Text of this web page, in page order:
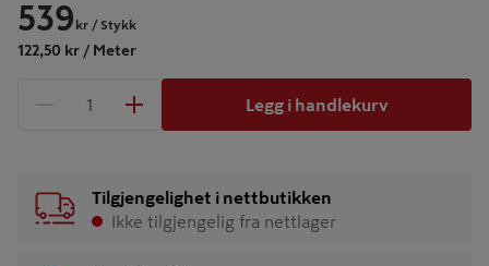
539 kr / Stykk
122,50 kr / Meter
1 produkter
Legg i handlekurv
Tilgjengelighet i nettbutikken
Ikke tilgjengelig fra nettlager